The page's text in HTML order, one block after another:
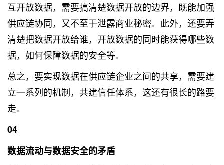
互开放数据，需要搞清楚数据开放的边界，既能加强
供应链协同，又不至于泄露商业秘密。此外，还要弄
清楚把数据开放给谁，开放数据的同时能获得哪些数
据，如何保障数据的安全等。
总之，要实现数据在供应链企业之间的共享，需要建
立一系列的机制，共建信任体系，这还有很长的路要
走。
04
数据流动与数据安全的矛盾